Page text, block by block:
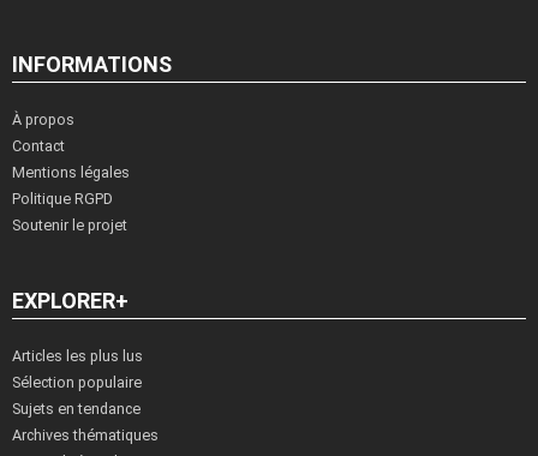
INFORMATIONS
À propos
Contact
Mentions légales
Politique RGPD
Soutenir le projet
EXPLORER+
Articles les plus lus
Sélection populaire
Sujets en tendance
Archives thématiques